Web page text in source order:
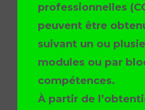
professionnelles
peuvent être
suivant un ou
modules ou par
compétences.
À partir de